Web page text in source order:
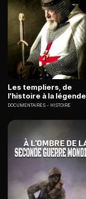
Les templiers, de
l'histoire à la légende
DOCUMENTAIRES HISTOIRE